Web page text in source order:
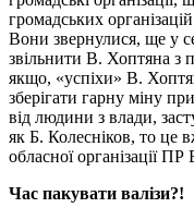
громадських
Вони звернулися, ще у
звільнити В. Хоптяна з
якщо, «успіхи» В.
зберігати гарну міну
від людини з влади,
як Б. Колесніков, то це
обласної організації
Час пакувати валізи?!